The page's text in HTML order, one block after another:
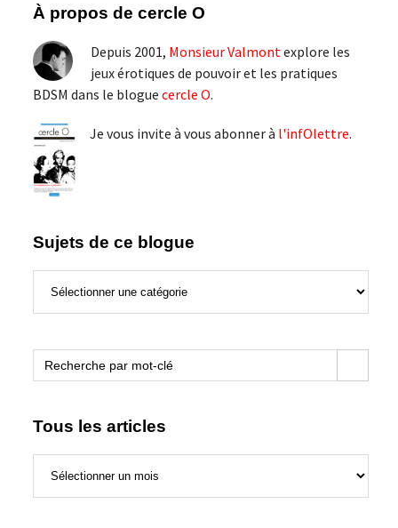
Barre
latérale
principale
À propos de cercle O
Depuis 2001, Monsieur Valmontexplore les
jeux érotiques de pouvoir et les pratiques
BDSM dans le blogue cercle O.
Je vous invite à vous abonner à l'infOlettre.
Sujets de ce blogue
Search
for:
Search Button
Tous les articles